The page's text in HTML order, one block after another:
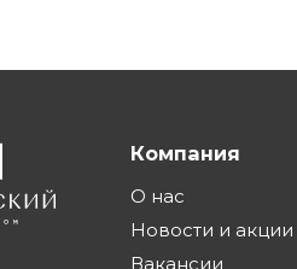
Компания
О нас
Новости и акции
Вакансии